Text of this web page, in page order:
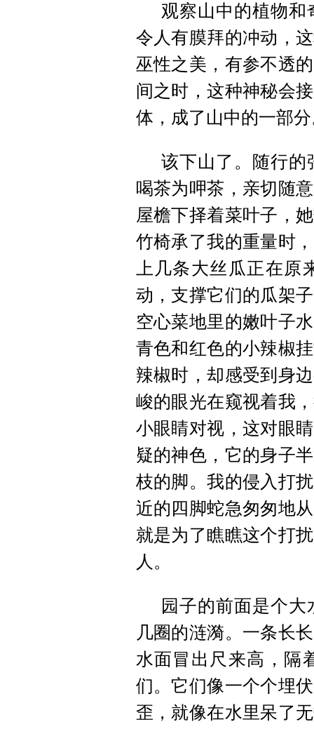
观察山中的植物
令人有膜拜的冲动，
巫性之美，有参不透
间之时，这种神秘会
体，成了山中的一部
该下山了。随行的
喝茶为呷茶，亲切随
屋檐下择着菜叶子，
竹椅承了我的重量时
上几条大丝瓜正在
动，支撑它们的瓜架
空心菜地里的嫩叶子
青色和红色的小辣椒
辣椒时，却感受到身
峻的眼光在窥视着我
小眼睛对视，这对眼
疑的神色，它的身子
枝的脚。我的侵入打
近的四脚蛇急匆匆地
就是为了瞧瞧这个打
人。
园子的前面是个
几圈的涟漪。一条长
水面冒出尺来高，隔
们。它们像一个个埋
歪，就像在水里呆了